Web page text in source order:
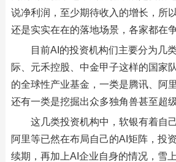
说净利润，至少期待收入的增长，所
还是实实在在的落地场景，各家都在
目前AI的投资机构们主要分为几
际、元禾控股、中金甲子这样的国家
的全球性产业基金，一类是腾讯、阿
还有一类是挖掘出众多独角兽甚至超
这几类投资机构中，软银有着自
阿里等已然在布局自己的AI矩阵，投
续期，再加上AI企业自身的情况，雪上